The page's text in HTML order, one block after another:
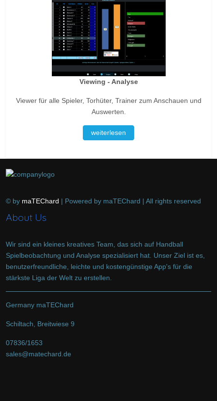
Viewing - Analyse
Viewer für alle Spieler, Torhüter, Trainer zum Anschauen und
Auswerten.
weiterlesen
© by maTEChard | Powered by maTEChard | All rights reserved
About Us
Wir sind ein kleines kreatives Team, das sich auf Handball
Spielbeobachtung und Analyse spezialisiert hat. Unser Ziel ist es,
benutzerfreundliche, leichte und kostengünstige App's für die
stärkste Liga der Welt zu erstellen.
Germany maTEChard
Schiltach, Breitwiese 9
07836/1653
sales@matechard.de